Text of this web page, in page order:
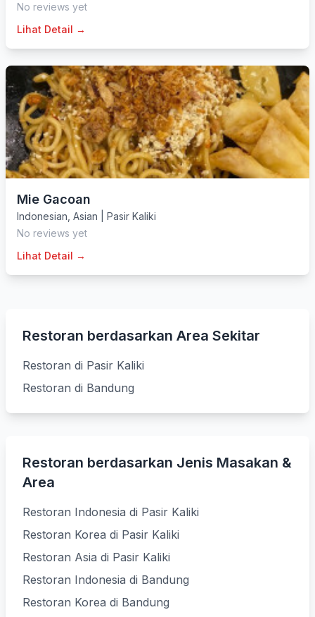
No reviews yet
Lihat Detail →
Mie Gacoan
Indonesian Asian
Pasir Kaliki
No reviews yet
Lihat Detail →
Restoran berdasarkan Area Sekitar
Restoran di Pasir Kaliki
Restoran di Bandung
Restoran berdasarkan Jenis Masakan &
Area
Restoran Indonesia di Pasir Kaliki
Restoran Korea di Pasir Kaliki
Restoran Asia di Pasir Kaliki
Restoran Indonesia di Bandung
Restoran Korea di Bandung